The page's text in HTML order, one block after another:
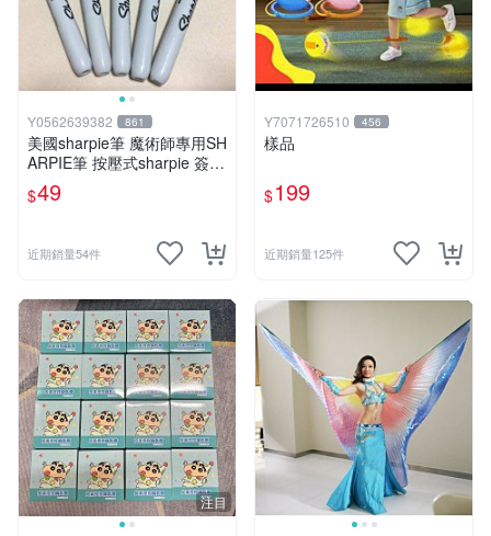
Y0562639382 861
美國sharpie筆 魔術師專用SH
ARPIE筆 按壓式sharpie 簽名
用奇異筆 有梗的筆 整人筆
$49
近期銷量54件
Y7071726510 456
樣品
$199
近期銷量125件
注目